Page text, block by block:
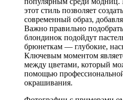
этот стиль позволяет
современный образ,
Важно правильно
блондинок подойдут
брюнеткам — глубокие,
Ключевым моментом
между цветами, который
помощью
окрашивания.